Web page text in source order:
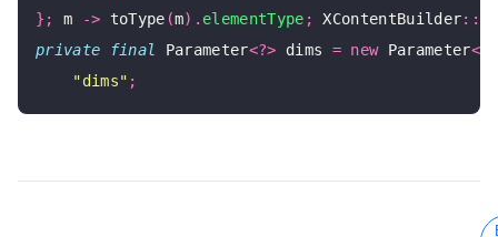
};
m -> toType (m). elementType ; XContentBuilder::
private
final Parameter<?> dims = new Parameter<>(
"dims" ;